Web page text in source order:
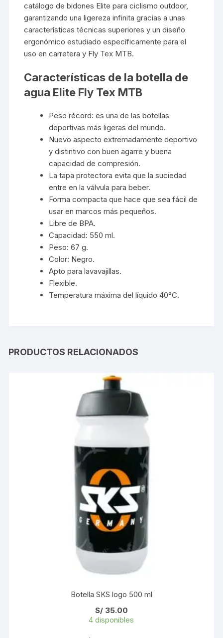
catálogo de bidones Elite para ciclismo outdoor,
garantizando una ligereza infinita gracias a unas
características técnicas superiores y un diseño
ergonómico estudiado específicamente para el
uso en carretera y Fly Tex MTB.
Características de la botella de
agua Elite Fly Tex MTB
Peso récord: es una de las botellas
deportivas más ligeras del mundo.
Nuevo aspecto extremadamente deportivo
y distintivo con buen agarre y buena
capacidad de compresión.
La tapa protectora evita que la suciedad
entre en la válvula para beber.
Forma compacta que hace que sea fácil de
usar en marcos más pequeños.
Libre de BPA.
Capacidad: 550 ml.
Peso: 67 g.
Color: Negro.
Apto para lavavajillas.
Flexible.
Temperatura máxima del líquido 40°C.
PRODUCTOS RELACIONADOS
Botella SKS logo 500 ml
S/35.00
4 disponibles